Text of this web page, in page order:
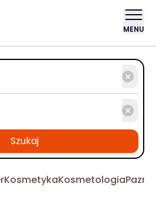
MENU
Szukaj
KosmetykaKosmetologia